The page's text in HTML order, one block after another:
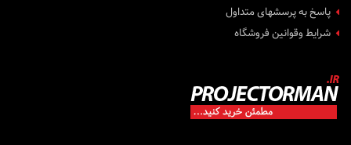
پاسخ به پرسشهای متداول
شرایط وقوانین فروشگاه